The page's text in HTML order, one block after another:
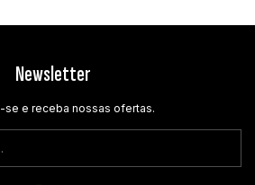
Newsletter
se e receba nossas ofertas.